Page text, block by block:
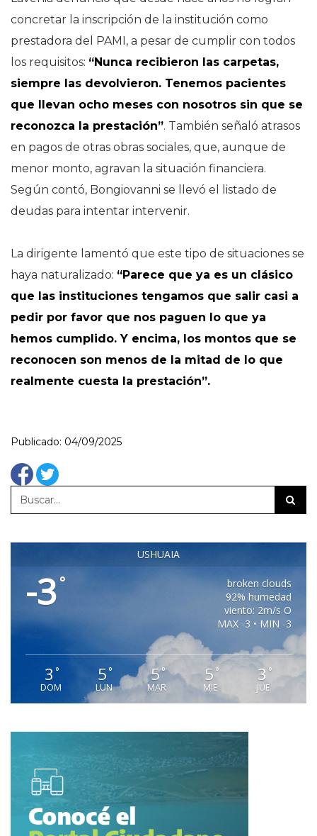
concretar la inscripción de la institución como
prestadora del PAMI, a pesar de cumplir con todos
los requisitos: “Nunca recibieron las carpetas,
siempre las devolvieron. Tenemos pacientes
que llevan ocho meses con nosotros sin que se
reconozca la prestación”. También señaló atrasos
en pagos de otras obras sociales, que, aunque de
menor monto, agravan la situación financiera.
Según contó, Bongiovanni se llevó el listado de
deudas para intentar intervenir.
La dirigente lamentó que este tipo de situaciones se
haya naturalizado: “Parece que ya es un clásico
que las instituciones tengamos que salir casi a
pedir por favor que nos paguen lo que ya
hemos cumplido. Y encima, los montos que se
reconocen son menos de la mitad de lo que
realmente cuesta la prestación”.
Publicado: 04/09/2025
USHUAIA
-3°
broken clouds
92% humedad
viento: 2m/s O
MAX -3 • MIN -3
3 °
DOM
5 °
LUN
5°
MAR
5 °
MIE
3 °
JUE